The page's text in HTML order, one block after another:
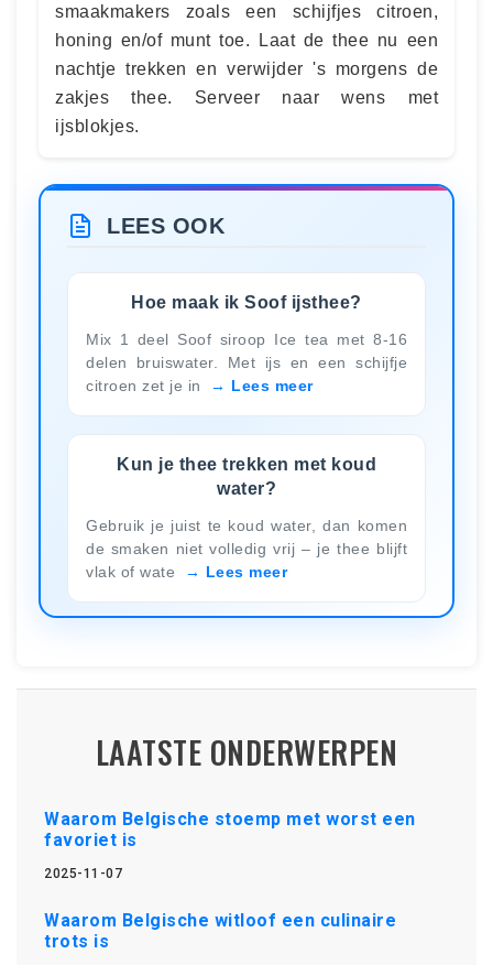
smaakmakers zoals een schijfjes citroen,
honing en/of munt toe. Laat de thee nu een
nachtje trekken en verwijder 's morgens de
zakjes thee. Serveer naar wens met
ijsblokjes.
LEES OOK
Hoe maak ik Soof ijsthee?
Mix 1 deel Soof siroop Ice tea met 8-16
delen bruiswater. Met ijs en een schijfje
citroen zet je in
Lees meer
Kun je thee trekken met koud
water?
Gebruik je juist te koud water, dan komen
de smaken niet volledig vrij – je thee blijft
vlak of wate
Lees meer
LAATSTE ONDERWERPEN
Waarom Belgische stoemp met worst een
favoriet is
2025-11-07
Waarom Belgische witloof een culinaire
trots is